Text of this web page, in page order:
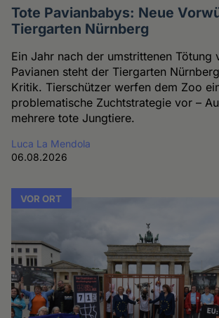
Tote Pavianbabys: Neue
Tiergarten Nürnberg
Ein Jahr nach der umstrittenen Tötung
Pavianen steht der Tiergarten
Kritik. Tierschützer werfen dem Zoo
problematische Zuchtstrategie vor –
mehrere tote Jungtiere.
Luca La Mendola
06.08.2026
VOR ORT